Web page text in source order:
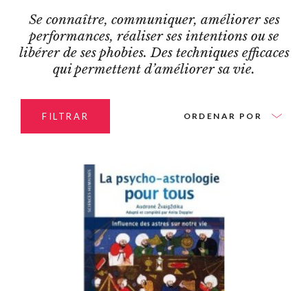
Se connaître, communiquer, améliorer ses
performances, réaliser ses intentions ou se
libérer de ses phobies. Des techniques efficaces
qui permettent d’améliorer sa vie.
FILTRAR ORDENAR POR